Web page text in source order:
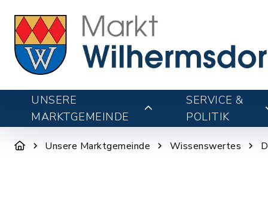
UNSERE
MARKTGEMEINDE
SERVICE &
POLITIK
Unsere Marktgemeinde Wissenswertes